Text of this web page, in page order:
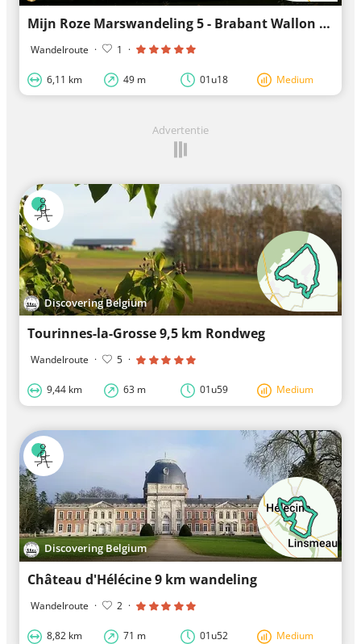
Mijn Roze Marswandeling 5 - Brabant Wallon - Beauvechain (Nodebais)
Wandelroute · 1 ·
6,11 km 49 m 01u18 Medium
Advertentie
Discovering Belgium
Tourinnes-la-Grosse 9,5 km Rondweg
Wandelroute · 5 ·
9,44 km 63 m 01u59 Medium
Discovering Belgium
Château d'Hélécine 9 km wandeling
Wandelroute · 2 ·
8,82 km 71 m 01u52 Medium